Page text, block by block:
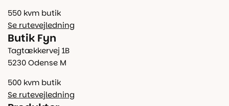
550 kvm butik
Se rutevejledning
Butik Fyn
Tagtækkervej 1B
5230 Odense M
500 kvm butik
Se rutevejledning